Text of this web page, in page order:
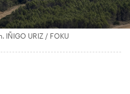
IÑIGO URIZ / FOKU